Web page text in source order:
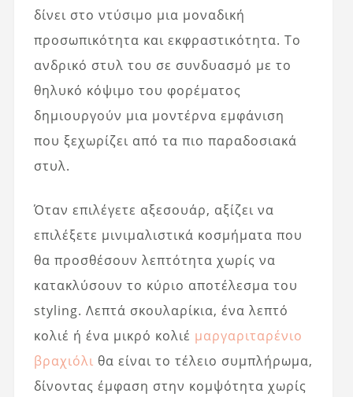
δίνει στο ντύσιμο μια μοναδική
προσωπικότητα και εκφραστικότητα. Το
ανδρικό στυλ του σε συνδυασμό με το
θηλυκό κόψιμο του φορέματος
δημιουργούν μια μοντέρνα εμφάνιση
που ξεχωρίζει από τα πιο παραδοσιακά
στυλ.
Όταν επιλέγετε αξεσουάρ, αξίζει να
επιλέξετε μινιμαλιστικά κοσμήματα που
θα προσθέσουν λεπτότητα χωρίς να
κατακλύσουν το κύριο αποτέλεσμα του
styling. Λεπτά σκουλαρίκια, ένα λεπτό
κολιέ ή ένα μικρό κολιέ μαργαριταρένιο
βραχιόλι θα είναι το τέλειο συμπλήρωμα,
δίνοντας έμφαση στην κομψότητα χωρίς